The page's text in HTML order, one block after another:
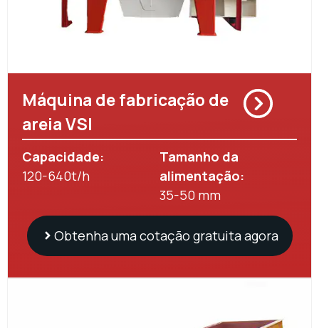
Máquina de fabricação de
areia VSI
Capacidade:
120-640t/h
Tamanho da
alimentação:
35-50 mm
Obtenha uma cotação gratuita agora